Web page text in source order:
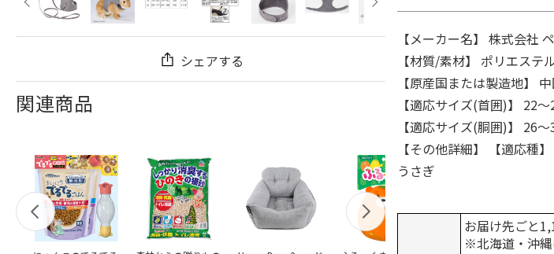
シェアする
関連商品
【メーカー名】 株式会社
【材質/素材】 ポリエステ
【原産国または製造地】
【適応サイズ(首囲)】 22
【適応サイズ(胴囲)】 26
【その他詳細】 【適応種】
うさぎ
お届け先ごと
※北海道・沖縄